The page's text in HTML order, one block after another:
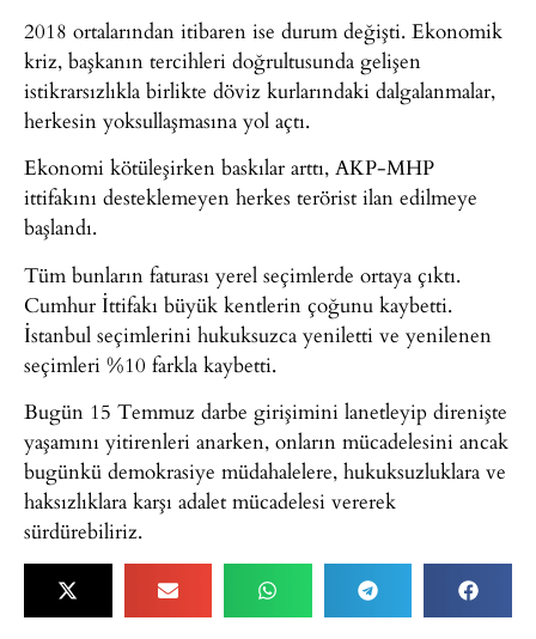
2018 ortalarından itibaren ise durum değişti. Ekonomik
kriz, başkanın tercihleri doğrultusunda gelişen
istikrarsızlıkla birlikte döviz kurlarındaki dalgalanmalar,
herkesin yoksullaşmasına yol açtı.
Ekonomi kötüleşirken baskılar arttı, AKP-MHP
ittifakını desteklemeyen herkes terörist ilan edilmeye
başlandı.
Tüm bunların faturası yerel seçimlerde ortaya çıktı.
Cumhur İttifakı büyük kentlerin çoğunu kaybetti.
İstanbul seçimlerini hukuksuzca yeniletti ve yenilenen
seçimleri %10 farkla kaybetti.
Bugün 15 Temmuz darbe girişimini lanetleyip direnişte
yaşamını yitirenleri anarken, onların mücadelesini ancak
bugünkü demokrasiye müdahalelere, hukuksuzluklara ve
haksızlıklara karşı adalet mücadelesi vererek
sürdürebiliriz.